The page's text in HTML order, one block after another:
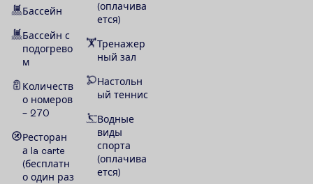
Бассейн
Бассейн с
подогрево
м
Количеств
о номеров
– 270
Ресторан
а la carte
(бесплатн
о один раз
(оплачива
ется)
Тренажер
ный зал
Настольн
ый теннис
Водные
виды
спорта
(оплачива
ется)